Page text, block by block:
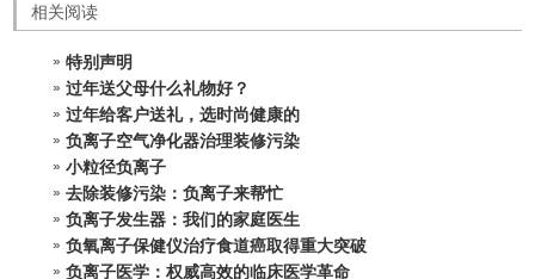
相关阅读
特别声明
过年送父母什么礼物好？
过年给客户送礼，选时尚健康的
负离子空气净化器治理装修污染
小粒径负离子
去除装修污染：负离子来帮忙
负离子发生器：我们的家庭医生
负氧离子保健仪治疗食道癌取得重大突破
负离子医学：权威高效的临床医学革命